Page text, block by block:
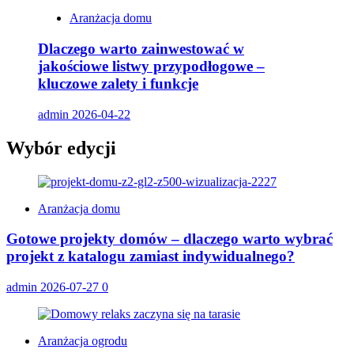
Aranżacja domu
Dlaczego warto zainwestować w
jakościowe listwy przypodłogowe –
kluczowe zalety i funkcje
admin 2026-04-22
Wybór edycji
Aranżacja domu
Gotowe projekty domów – dlaczego warto wybrać
projekt z katalogu zamiast indywidualnego?
admin 2026-07-27 0
Aranżacja ogrodu